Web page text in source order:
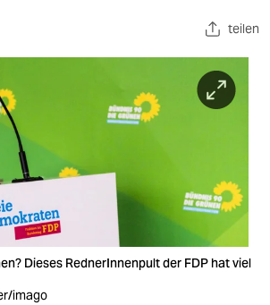
teilen
Dieses RednerInnenpult der FDP hat viel
imago